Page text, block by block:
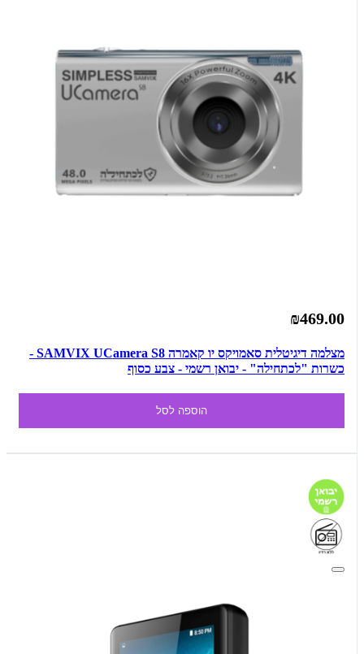
₪469.00
מצלמה דיגיטלית סאמויקס יו קאמרה SAMVIX UCamera S8 -
כשרות "לכתחילה" - יבואן רשמי - צבע כסוף
הוספה לסל